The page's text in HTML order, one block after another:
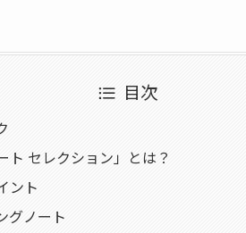
目次
ト セレクション」とは？
ント
グノート